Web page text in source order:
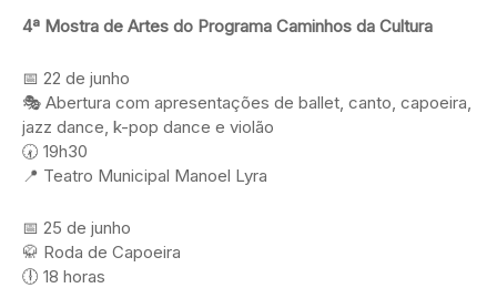
4ª Mostra de Artes do Programa Caminhos da Cultura
📅 22 de junho
🎭 Abertura com apresentações de ballet, canto, capoeira,
jazz dance, k-pop dance e violão
🕢 19h30
📍 Teatro Municipal Manoel Lyra
📅 25 de junho
🥋 Roda de Capoeira
🕕 18 horas